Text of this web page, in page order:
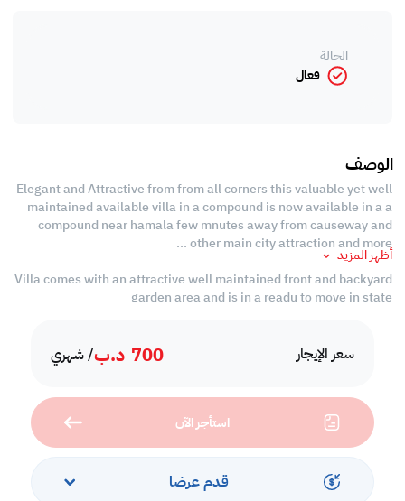
سعر الإيجار 700 د.ب/ شهري
استأجر الآن
قدم عرضا
الحالة
فعال
الوصف
Elegant and Attractive from from all corners this valuable yet well
maintained available villa in a compound is now available in a a
compound near hamala few mnutes away from causeway and
other main city attraction and more ...
Villa comes with an attractive well maintained front and backyard
garden area and is in a readu to move in state
,causeway and many more city attractions with easy acces to
> Spread Bright Hall area with ample space , overlooking garden
area
أظهر المزيد